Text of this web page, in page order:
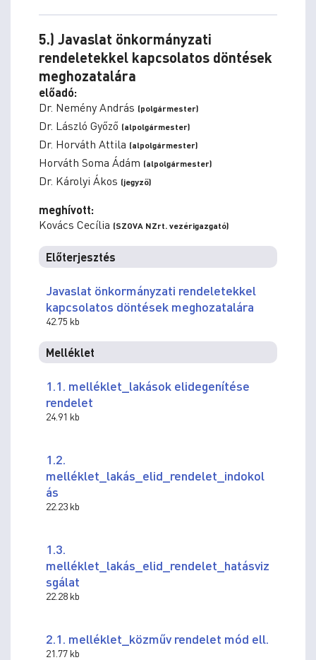
5.) Javaslat önkormányzati
rendeletekkel kapcsolatos döntések
meghozatalára
előadó:
Dr. Nemény András (polgármester)
Dr. László Győző (alpolgármester)
Dr. Horváth Attila (alpolgármester)
Horváth Soma Ádám (alpolgármester)
Dr. Károlyi Ákos (jegyző)
meghívott:
Kovács Cecília (SZOVA NZrt. vezérigazgató)
Előterjesztés
Javaslat önkormányzati rendeletekkel
kapcsolatos döntések meghozatalára
42.75 kb
Melléklet
1.1. melléklet_lakások elidegenítése
rendelet
24.91 kb
1.2.
melléklet_lakás_elid_rendelet_indokol
ás
22.23 kb
1.3.
melléklet_lakás_elid_rendelet_hatásviz
sgálat
22.28 kb
2.1. melléklet_közműv rendelet mód ell.
21.77 kb